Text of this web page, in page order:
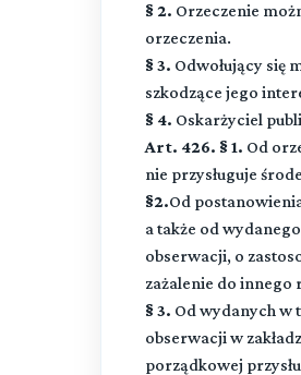
§ 2. Orzeczenie
orzeczenia.
§ 3. Odwołujący się
szkodzące jego
§ 4. Oskarżyciel
Art. 426. § 1. Od
nie przysługuje
§2.Od
a także od
obserwacji, o
zażalenie do innego
§ 3. Od wydanych w
obserwacji w
porządkowej